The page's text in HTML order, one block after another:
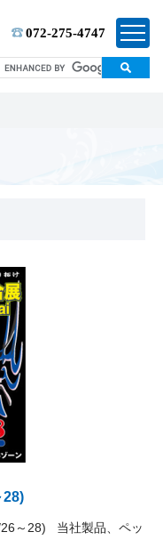
TEL:
072-275-4747
28)
～28) 当社製品、ペッ